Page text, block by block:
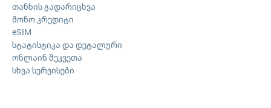
თანხის გადარიცხვა
მონო კრედიტი
eSIM
სტატისტიკა და დეტალური
ონლაინ შეკვეთა
სხვა სერვისები